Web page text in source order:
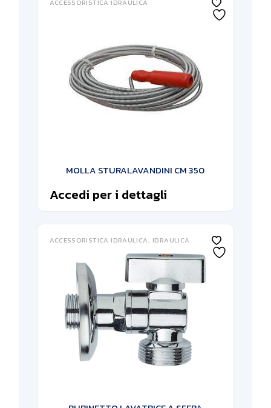
ACCESSORISTICA IDRAULICA
MOLLA STURALAVANDINI CM 350
Accedi per i dettagli
ACCESSORISTICA IDRAULICA IDRAULICA